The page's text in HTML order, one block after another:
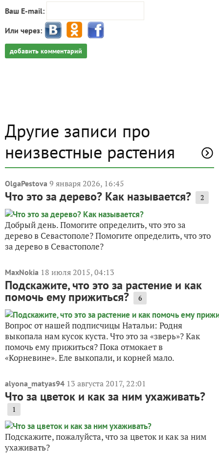
Ваш E-mail:
Или через:
добавить комментарий
Другие записи про
неизвестные растения
OlgaPestova 9 января 2026, 16:45
Что это за дерево? Как называется? 2
Добрый день. Помогите определить, что это за
дерево в Севастополе? Помогите определить, что это
за дерево в Севастополе?
MaxNokia 18 июля 2015, 04:13
Подскажите, что это за растение и как
помочь ему прижиться? 6
Вопрос от нашей подписчицы Натальи: Родня
выкопала нам кусок куста. Что это за «зверь»? Как
помочь ему прижиться? Пока отмокает в
«Корневине». Еле выкопали, и корней мало.
alyona_matyas94 13 августа 2017, 22:01
Что за цветок и как за ним ухаживать?
1
Подскажите, пожалуйста, что за цветок и как за ним
ухаживать?